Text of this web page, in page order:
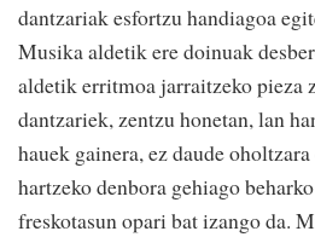
dantzariak esfortzu handiagoa
Musika aldetik ere doinuak
aldetik erritmoa jarraitzeko pieza
dantzariek, zentzu honetan, lan
hauek gainera, ez daude
hartzeko denbora gehiago
freskotasun opari bat izango da.